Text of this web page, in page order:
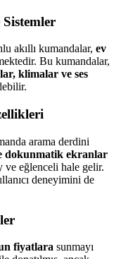
akıllı kumandalar, ev
Bu kumandalar,
klimalar ve ses
arama derdini
dokunmatik ekranlar
ve eğlenceli hale gelir.
deneyimini de
fiyatlara sunmayı